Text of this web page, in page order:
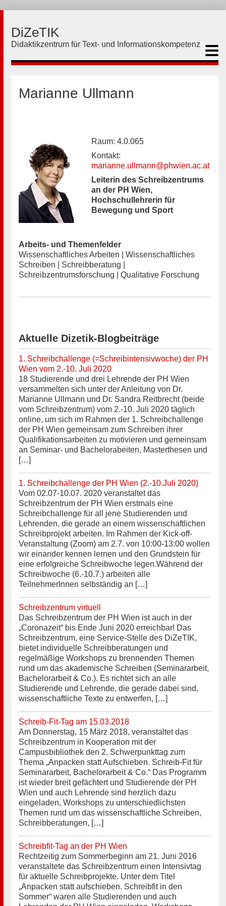
DiZeTIK
Didaktikzentrum für Text- und Informationskompetenz
Marianne Ullmann
Raum: 4.0.065
Kontakt:
marianne.ullmann@phwien.ac.at
Leiterin des Schreibzentrums
an der PH Wien,
Hochschullehrerin für
Bewegung und Sport
Arbeits- und Themenfelder
Wissenschaftliches Arbeiten | Wissenschaftliches
Schreiben | Schreibberatung |
Schreibzentrumsforschung | Qualitative Forschung
Aktuelle Dizetik-Blogbeiträge
1. Schreibchallenge (=Schreibintensivwoche) der PH
Wien vom 2.-10. Juli 2020
18 Studierende und drei Lehrende der PH Wien
versammelten sich unter der Anleitung von Dr.
Marianne Ullmann und Dr. Sandra Reitbrecht (beide
vom Schreibzentrum) vom 2.-10. Juli 2020 täglich
online, um sich im Rahmen der 1. Schreibchallenge
der PH Wien gemeinsam zum Schreiben ihrer
Qualifikationsarbeiten zu motivieren und gemeinsam
an Seminar- und Bachelorabeiten, Masterthesen und
[…]
1. Schreibchallenge der PH Wien (2.-10.Juli 2020)
Vom 02.07-10.07. 2020 veranstaltet das
Schreibzentrum der PH Wien erstmals eine
Schreibchallenge für all jene Studierenden und
Lehrenden, die gerade an einem wissenschaftlichen
Schreibprojekt arbeiten. Im Rahmen der Kick-off-
Veranstaltung (Zoom) am 2.7. von 10:00-13:00 wollen
wir einander kennen lernen und den Grundstein für
eine erfolgreiche Schreibwoche legen.Während der
Schreibwoche (6.-10.7.) arbeiten alle
TeilnehmerInnen selbständig an […]
Schreibzentrum virtuell
Das Schreibzentrum der PH Wien ist auch in der
„Coronazeit“ bis Ende Juni 2020 erreichbar! Das
Schreibzentrum, eine Service-Stelle des DiZeTIK,
bietet individuelle Schreibberatungen und
regelmäßige Workshops zu brennenden Themen
rund um das akademische Schreiben (Seminararbeit,
Bachelorarbeit & Co.). Es richtet sich an alle
Studierende und Lehrende, die gerade dabei sind,
wissenschaftliche Texte zu entwerfen, […]
Schreib-Fit-Tag am 15.03.2018
Am Donnerstag, 15 März 2018, veranstaltet das
Schreibzentrum in Kooperation mit der
Campusbibliothek den 2. Schwerpunkttag zum
Thema „Anpacken statt Aufschieben. Schreib-Fit für
Seminararbeit, Bachelorarbeit & Co.“ Das Programm
ist wieder breit gefächtert und Studierende der PH
Wien und auch Lehrende sind herzlich dazu
eingeladen, Workshops zu unterschiedlichsten
Themen rund um das wissenschaftliche Schreiben,
Schreibberatungen, […]
Schreibfit-Tag an der PH Wien
Rechtzeitig zum Sommerbeginn am 21. Juni 2016
veranstaltete das Schreibzentrum einen Intensivtag
für aktuelle Schreibprojekte. Unter dem Titel
„Anpacken statt aufschieben. Schreibfit in den
Sommer“ waren alle Studierenden und auch